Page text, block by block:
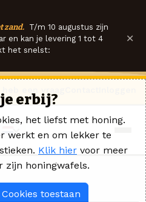
zand. T/m 10 augustus zijn
en kan je levering 1 tot 4
het snelst:
×
erbij?
het liefst met honing.
werkt en om lekker te
Klik hier voor meer
zijn honingwafels.
Cookies toestaan